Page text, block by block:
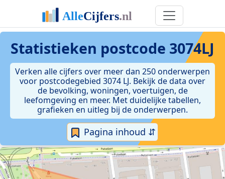
Statistieken postcode 3074LJ
Verken alle cijfers over meer dan 250 onderwerpen
voor postcodegebied 3074 LJ. Bekijk de data over
de bevolking, woningen, voertuigen, de
leefomgeving en meer. Met duidelijke tabellen,
grafieken en uitleg bij de onderwerpen.
Pagina inhoud ⇵